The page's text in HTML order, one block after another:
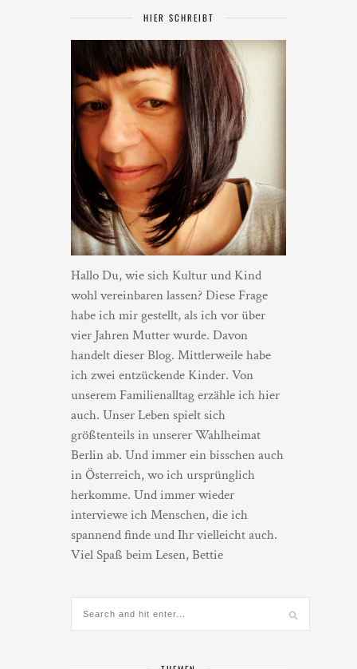
HIER SCHREIBT
Hallo Du, wie sich Kultur und Kind
wohl vereinbaren lassen? Diese Frage
habe ich mir gestellt, als ich vor über
vier Jahren Mutter wurde. Davon
handelt dieser Blog. Mittlerweile habe
ich zwei entzückende Kinder. Von
unserem Familienalltag erzähle ich hier
auch. Unser Leben spielt sich
größtenteils in unserer Wahlheimat
Berlin ab. Und immer ein bisschen auch
in Österreich, wo ich ursprünglich
herkomme. Und immer wieder
interviewe ich Menschen, die ich
spannend finde und Ihr vielleicht auch.
Viel Spaß beim Lesen, Bettie